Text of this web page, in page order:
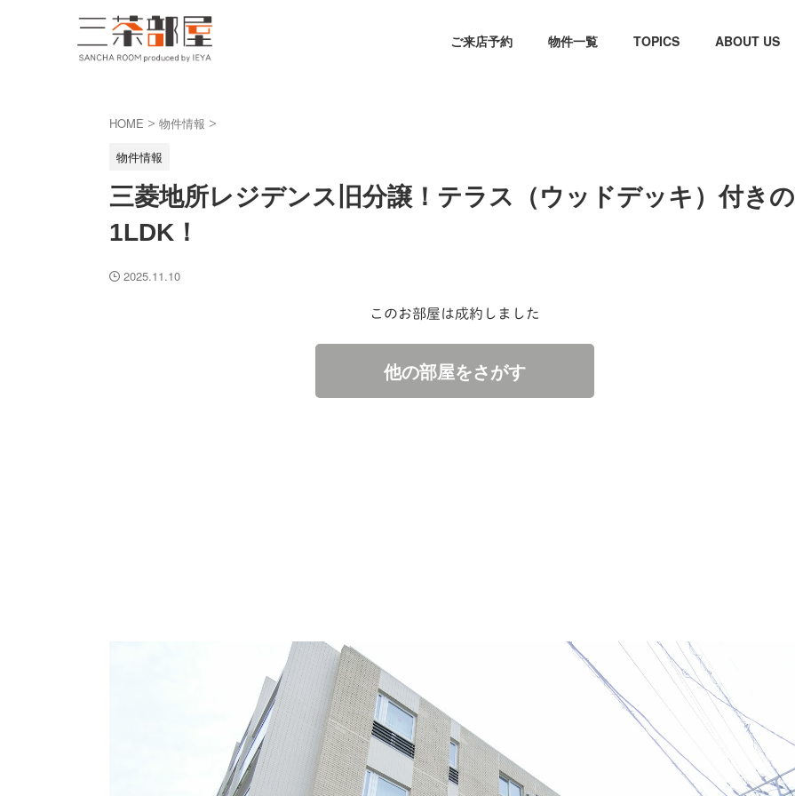
ご来店予約 物件一覧 TOPICS ABOUT US
HOME > 物件情報 >
物件情報
三菱地所レジデンス旧分譲！テラス（ウッドデッキ）付きの
1LDK！
2025.11.10
このお部屋は成約しました
他の部屋をさがす